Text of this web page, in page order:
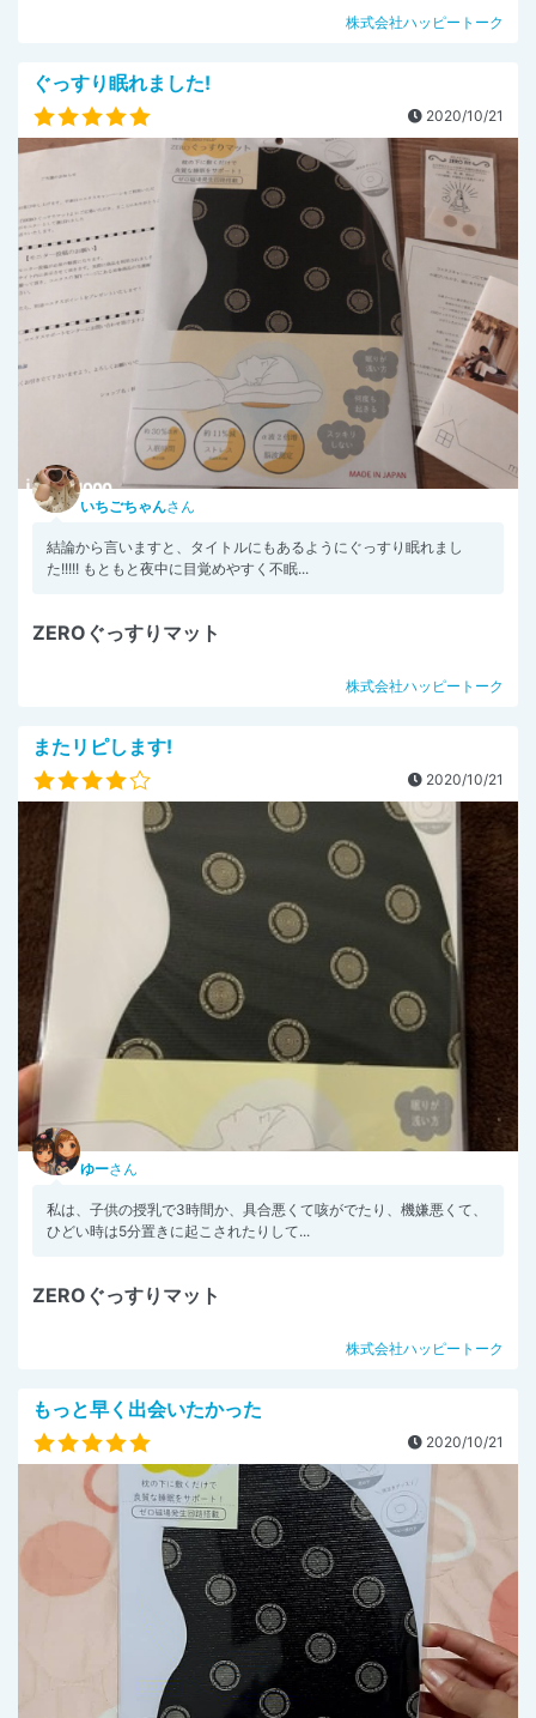
株式会社ハッピートーク
ぐっすり眠れました!
2020/10/21
いちごちゃんさん
結論から言いますと、タイトルにもあるようにぐっすり眠れまし
た!!!!! もともと夜中に目覚めやすく不眠...
ZEROぐっすりマット
株式会社ハッピートーク
またリピします!
2020/10/21
ゆーさん
私は、子供の授乳で3時間か、具合悪くて咳がでたり、機嫌悪くて、
ひどい時は5分置きに起こされたりして...
ZEROぐっすりマット
株式会社ハッピートーク
もっと早く出会いたかった
2020/10/21